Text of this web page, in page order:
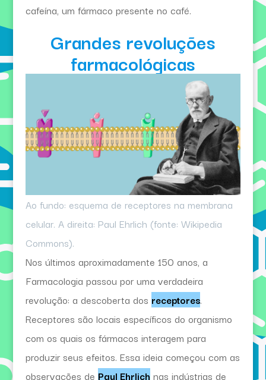
cafeína, um fármaco presente no café.
Grandes revoluções
farmacológicas
Ao fundo: esquema de receptores na membrana
celular. A direita: Paul Ehrlich (fonte: Wikipedia
Commons).
Nos últimos aproximadamente 150 anos, a
Farmacologia passou por uma verdadeira
revolução: a descoberta dos receptores.
Receptores são locais específicos do organismo
com os quais os fármacos interagem para
produzir seus efeitos. Essa ideia começou com as
observações de Paul Ehrlich nas indústrias de